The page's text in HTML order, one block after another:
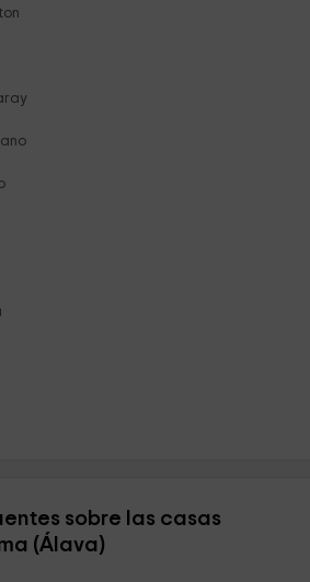
sobre las casas
(Álava)